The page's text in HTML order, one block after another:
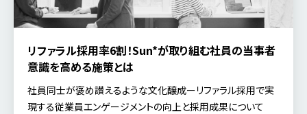
リファラル採用率6割！――Sun*が取り組む社員の当事者
意識を高める施策とは
社員同士が褒め讃えるような文化醸成ーリファラル採用で実
現する従業員エンゲージメントの向上と採用成果について